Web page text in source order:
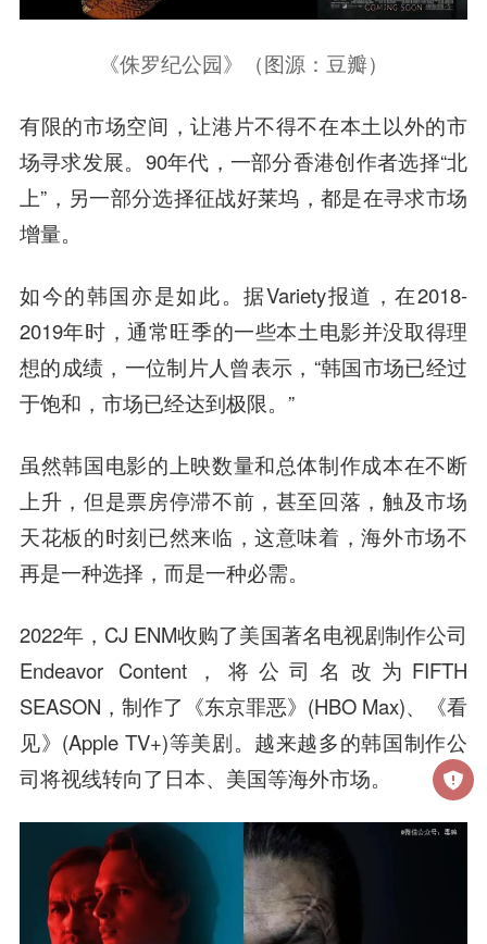
《侏罗纪公园》（图源：豆瓣）
有限的市场空间，让港片不得不在本土以外的市
场寻求发展。90年代，一部分香港创作者选择“北
上”，另一部分选择征战好莱坞，都是在寻求市场
增量。
如今的韩国亦是如此。据Variety报道，在2018-
2019年时，通常旺季的一些本土电影并没取得理
想的成绩，一位制片人曾表示，“韩国市场已经过
于饱和，市场已经达到极限。”
虽然韩国电影的上映数量和总体制作成本在不断
上升，但是票房停滞不前，甚至回落，触及市场
天花板的时刻已然来临，这意味着，海外市场不
再是一种选择，而是一种必需。
2022年，CJ ENM收购了美国著名电视剧制作公司
Endeavor Content，将公司名改为FIFTH
SEASON，制作了《东京罪恶》(HBO Max)、《看
见》(Apple TV+)等美剧。越来越多的韩国制作公
司将视线转向了日本、美国等海外市场。